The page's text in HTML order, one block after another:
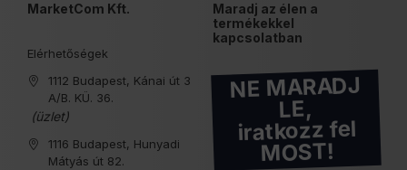
MarketCom Kft.
Elérhetőségek
1112 Budapest, Kánai út 3
A/B. KÜ. 36.
(üzlet)
1116 Budapest, Hunyadi
Mátyás út 82.
Maradj az élen a
termékekkel
kapcsolatban
NE MARADJ
LE,
iratkozz fel
MOST!